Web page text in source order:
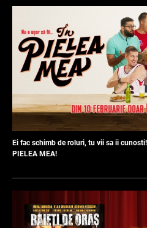
Ei fac schimb de roluri, tu vii sa ii
PIELEA MEA!